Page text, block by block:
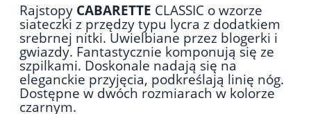
Rajstopy CABARETTE CLASSIC o wzorze
siateczki z przędzy typu lycra z dodatkiem
srebrnej nitki. Uwielbiane przez blogerki i
gwiazdy. Fantastycznie komponują się ze
szpilkami. Doskonale nadają się na
eleganckie przyjęcia, podkreślają linię nóg.
Dostępne w dwóch rozmiarach w kolorze
czarnym.